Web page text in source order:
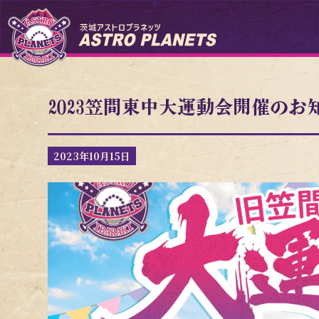
2023笠間東中大運動会開催のお
2023年10月15日